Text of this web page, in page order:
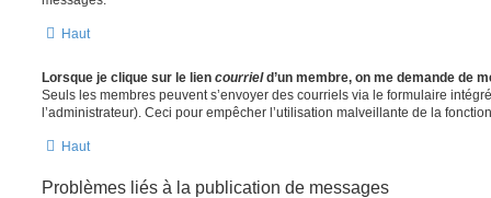
Haut
Lorsque je clique sur le lien courrield’un membre, on me demande de
Seuls les membres peuvent s’envoyer des courriels via le formulaire
l’administrateur). Ceci pour empêcher l’utilisation malveillante de la
Haut
Problèmes liés à la publication de messages